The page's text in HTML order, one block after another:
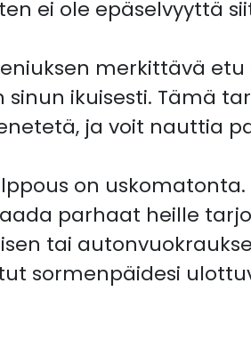
ei ole epäselvyyttä
merkittävä etu
sinun ikuisesti. Tämä
ja voit nauttia
on
parhaat heille
tai
sormenpäidesi